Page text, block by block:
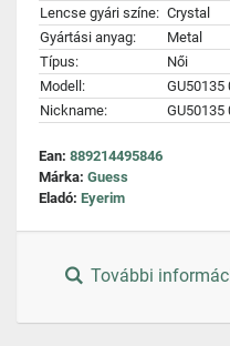
Lencse gyári színe: Crystal
Gyártási anyag:
Metal
Típus:
Női
Modell:
GU50135
Nickname:
GU50135
Ean: 889214495846
Márka: Guess
Eladó: Eyerim
További